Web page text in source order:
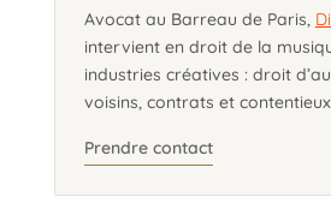
Avocat au Barreau de Paris,
intervient en droit de la
industries créatives : droit
voisins, contrats et
Prendre contact